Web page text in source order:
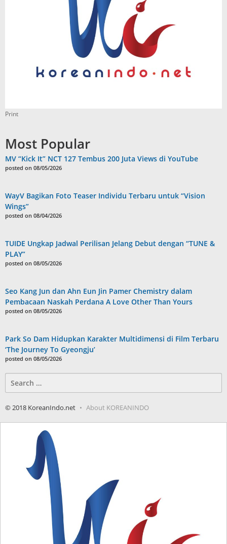
Print
Most Popular
MV “Kick It” NCT 127 Tembus 200 Juta Views di YouTube
posted on 08/05/2026
WayV Bagikan Foto Teaser Individu Terbaru untuk “Vision
Wings”
posted on 08/04/2026
TUIDE Ungkap Jadwal Perilisan Jelang Debut dengan “TUNE &
PLAY”
posted on 08/05/2026
Seo Kang Jun dan Ahn Eun Jin Pamer Chemistry dalam
Pembacaan Naskah Perdana A Love Other Than Yours
posted on 08/05/2026
Park So Dam Hidupkan Karakter Multidimensi di Film Terbaru
‘The Journey To Gyeongju’
posted on 08/05/2026
for:
© 2018 KoreanIndo.net About KOREANINDO